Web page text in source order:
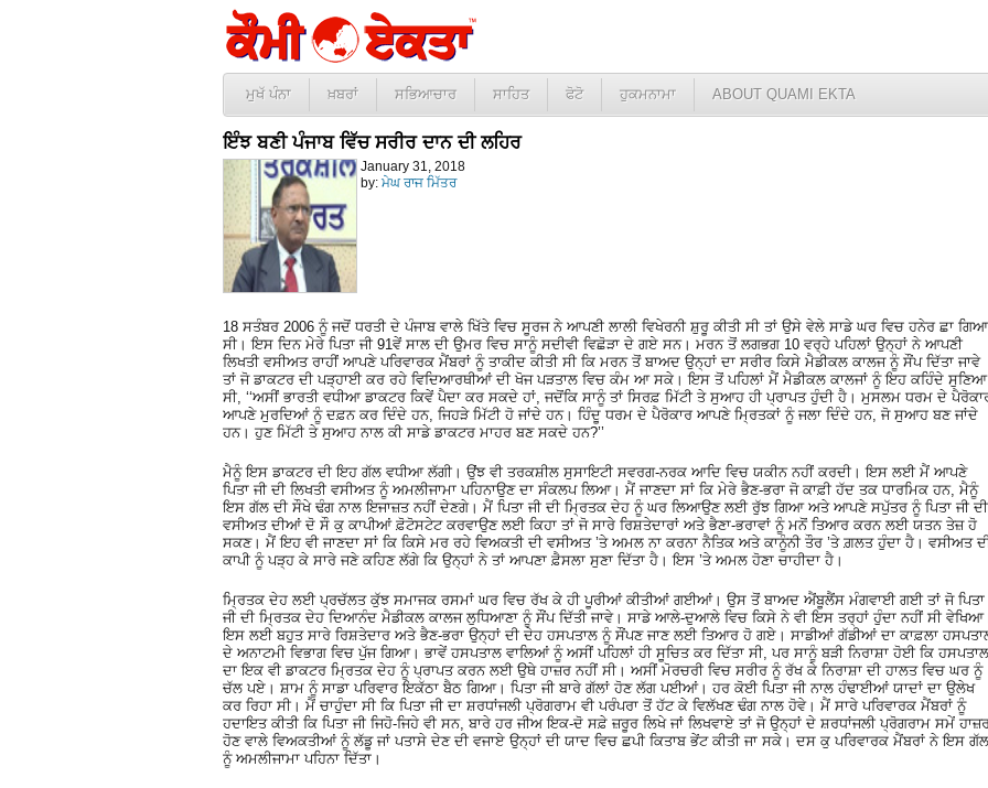
ਮੁਖੱ ਪੰਨਾ ਖ਼ਬਰਾਂ ਸਭਿਆਚਾਰ ਸਾਹਿਤ ਫੋਟੋ ਹੁਕਮਨਾਮਾ ABOUT QUAMI EKTA
ਇੰਝ ਬਣੀ ਪੰਜਾਬ ਵਿੱਚ ਸਰੀਰ ਦਾਨ ਦੀ ਲਹਿਰ
January 31, 2018
by: ਮੇਘ ਰਾਜ ਮਿੱਤਰ
18 ਸਤੰਬਰ 2006 ਨੂੰ ਜਦੋਂ ਧਰਤੀ ਦੇ ਪੰਜਾਬ ਵਾਲੇ ਖਿੱਤੇ ਵਿਚ ਸੂਰਜ ਨੇ ਆਪਣੀ ਲਾਲੀ ਵਿਖੇਰਨੀ ਸ਼ੁਰੂ ਕੀਤੀ ਸੀ ਤਾਂ ਉਸੇ ਵੇਲੇ ਸਾਡੇ ਘਰ ਵਿਚ ਹਨੇਰ ਛਾ ਗਿਆ
ਸੀ। ਇਸ ਦਿਨ ਮੇਰੇ ਪਿਤਾ ਜੀ 91ਵੇਂ ਸਾਲ ਦੀ ਉਮਰ ਵਿਚ ਸਾਨੂੰ ਸਦੀਵੀ ਵਿਛੋੜਾ ਦੇ ਗਏ ਸਨ। ਮਰਨ ਤੋਂ ਲਗਭਗ 10 ਵਰ੍ਹੇ ਪਹਿਲਾਂ ਉਨ੍ਹਾਂ ਨੇ ਆਪਣੀ
ਲਿਖਤੀ ਵਸੀਅਤ ਰਾਹੀਂ ਆਪਣੇ ਪਰਿਵਾਰਕ ਮੈਂਬਰਾਂ ਨੂੰ ਤਾਕੀਦ ਕੀਤੀ ਸੀ ਕਿ ਮਰਨ ਤੋਂ ਬਾਅਦ ਉਨ੍ਹਾਂ ਦਾ ਸਰੀਰ ਕਿਸੇ ਮੈਡੀਕਲ ਕਾਲਜ ਨੂੰ ਸੌਂਪ ਦਿੱਤਾ ਜਾਵੇ
ਤਾਂ ਜੋ ਡਾਕਟਰ ਦੀ ਪੜ੍ਹਾਈ ਕਰ ਰਹੇ ਵਿਦਿਆਰਥੀਆਂ ਦੀ ਖੋਜ ਪੜਤਾਲ ਵਿਚ ਕੰਮ ਆ ਸਕੇ। ਇਸ ਤੋਂ ਪਹਿਲਾਂ ਮੈਂ ਮੈਡੀਕਲ ਕਾਲਜਾਂ ਨੂੰ ਇਹ ਕਹਿੰਦੇ ਸੁਣਿਆ
ਸੀ, ‘‘ਅਸੀਂ ਭਾਰਤੀ ਵਧੀਆ ਡਾਕਟਰ ਕਿਵੇਂ ਪੈਦਾ ਕਰ ਸਕਦੇ ਹਾਂ, ਜਦੋਂਕਿ ਸਾਨੂੰ ਤਾਂ ਸਿਰਫ਼ ਮਿੱਟੀ ਤੇ ਸੁਆਹ ਹੀ ਪ੍ਰਾਪਤ ਹੁੰਦੀ ਹੈ। ਮੁਸਲਮ ਧਰਮ ਦੇ
ਆਪਣੇ ਮੁਰਦਿਆਂ ਨੂੰ ਦਫ਼ਨ ਕਰ ਦਿੰਦੇ ਹਨ, ਜਿਹੜੇ ਮਿੱਟੀ ਹੋ ਜਾਂਦੇ ਹਨ। ਹਿੰਦੂ ਧਰਮ ਦੇ ਪੈਰੋਕਾਰ ਆਪਣੇ ਮ੍ਰਿਤਕਾਂ ਨੂੰ ਜਲਾ ਦਿੰਦੇ ਹਨ, ਜੋ ਸੁਆਹ ਬਣ ਜਾਂਦੇ
ਹਨ। ਹੁਣ ਮਿੱਟੀ ਤੇ ਸੁਆਹ ਨਾਲ ਕੀ ਸਾਡੇ ਡਾਕਟਰ ਮਾਹਰ ਬਣ ਸਕਦੇ ਹਨ?’’
ਮੈਨੂੰ ਇਸ ਡਾਕਟਰ ਦੀ ਇਹ ਗੱਲ ਵਧੀਆ ਲੱਗੀ। ਉਂਝ ਵੀ ਤਰਕਸ਼ੀਲ ਸੁਸਾਇਟੀ ਸਵਰਗ-ਨਰਕ ਆਦਿ ਵਿਚ ਯਕੀਨ ਨਹੀਂ ਕਰਦੀ। ਇਸ ਲਈ ਮੈਂ ਆਪਣੇ
ਪਿਤਾ ਜੀ ਦੀ ਲਿਖਤੀ ਵਸੀਅਤ ਨੂੰ ਅਮਲੀਜਾਮਾ ਪਹਿਨਾਉਣ ਦਾ ਸੰਕਲਪ ਲਿਆ। ਮੈਂ ਜਾਣਦਾ ਸਾਂ ਕਿ ਮੇਰੇ ਭੈਣ-ਭਰਾ ਜੋ ਕਾਫ਼ੀ ਹੱਦ ਤਕ ਧਾਰਮਿਕ ਹਨ, ਮੈਨੂੰ
ਇਸ ਗੱਲ ਦੀ ਸੌਖੇ ਢੰਗ ਨਾਲ ਇਜਾਜ਼ਤ ਨਹੀਂ ਦੇਣਗੇ। ਮੈਂ ਪਿਤਾ ਜੀ ਦੀ ਮ੍ਰਿਤਕ ਦੇਹ ਨੂੰ ਘਰ ਲਿਆਉਣ ਲਈ ਰੁੱਝ ਗਿਆ ਅਤੇ ਆਪਣੇ ਸਪੁੱਤਰ ਨੂੰ ਪਿਤਾ ਜੀ ਦੀ
ਵਸੀਅਤ ਦੀਆਂ ਦੋ ਸੌ ਕੁ ਕਾਪੀਆਂ ਫ਼ੋਟੋਸਟੇਟ ਕਰਵਾਉਣ ਲਈ ਕਿਹਾ ਤਾਂ ਜੋ ਸਾਰੇ ਰਿਸ਼ਤੇਦਾਰਾਂ ਅਤੇ ਭੈਣਾ-ਭਰਾਵਾਂ ਨੂੰ ਮਨੋਂ ਤਿਆਰ ਕਰਨ ਲਈ ਯਤਨ ਤੇਜ਼ ਹੋ
ਸਕਣ। ਮੈਂ ਇਹ ਵੀ ਜਾਣਦਾ ਸਾਂ ਕਿ ਕਿਸੇ ਮਰ ਰਹੇ ਵਿਅਕਤੀ ਦੀ ਵਸੀਅਤ ’ਤੇ ਅਮਲ ਨਾ ਕਰਨਾ ਨੈਤਿਕ ਅਤੇ ਕਾਨੂੰਨੀ ਤੌਰ ’ਤੇ ਗ਼ਲਤ ਹੁੰਦਾ ਹੈ। ਵਸੀਅਤ
ਕਾਪੀ ਨੂੰ ਪੜ੍ਹ ਕੇ ਸਾਰੇ ਜਣੇ ਕਹਿਣ ਲੱਗੇ ਕਿ ਉਨ੍ਹਾਂ ਨੇ ਤਾਂ ਆਪਣਾ ਫ਼ੈਸਲਾ ਸੁਣਾ ਦਿੱਤਾ ਹੈ। ਇਸ ’ਤੇ ਅਮਲ ਹੋਣਾ ਚਾਹੀਦਾ ਹੈ।
ਮ੍ਰਿਤਕ ਦੇਹ ਲਈ ਪ੍ਰਚੱਲਤ ਕੁੱਝ ਸਮਾਜਕ ਰਸਮਾਂ ਘਰ ਵਿਚ ਰੱਖ ਕੇ ਹੀ ਪੂਰੀਆਂ ਕੀਤੀਆਂ ਗਈਆਂ। ਉਸ ਤੋਂ ਬਾਅਦ ਐਂਬੂਲੈਂਸ ਮੰਗਵਾਈ ਗਈ ਤਾਂ ਜੋ ਪਿਤਾ
ਜੀ ਦੀ ਮ੍ਰਿਤਕ ਦੇਹ ਦਿਆਨੰਦ ਮੈਡੀਕਲ ਕਾਲਜ ਲੁਧਿਆਣਾ ਨੂੰ ਸੌਂਪ ਦਿੱਤੀ ਜਾਵੇ। ਸਾਡੇ ਆਲੇ-ਦੁਆਲੇ ਵਿਚ ਕਿਸੇ ਨੇ ਵੀ ਇਸ ਤਰ੍ਹਾਂ ਹੁੰਦਾ ਨਹੀਂ ਸੀ
ਇਸ ਲਈ ਬਹੁਤ ਸਾਰੇ ਰਿਸ਼ਤੇਦਾਰ ਅਤੇ ਭੈਣ-ਭਰਾ ਉਨ੍ਹਾਂ ਦੀ ਦੇਹ ਹਸਪਤਾਲ ਨੂੰ ਸੌਂਪਣ ਜਾਣ ਲਈ ਤਿਆਰ ਹੋ ਗਏ। ਸਾਡੀਆਂ ਗੱਡੀਆਂ ਦਾ ਕਾਫ਼ਲਾ
ਦੇ ਅਨਾਟਮੀ ਵਿਭਾਗ ਵਿਚ ਪੁੱਜ ਗਿਆ। ਭਾਵੇਂ ਹਸਪਤਾਲ ਵਾਲਿਆਂ ਨੂੰ ਅਸੀਂ ਪਹਿਲਾਂ ਹੀ ਸੂਚਿਤ ਕਰ ਦਿੱਤਾ ਸੀ, ਪਰ ਸਾਨੂੰ ਬੜੀ ਨਿਰਾਸ਼ਾ ਹੋਈ ਕਿ ਹਸਪਤਾਲ
ਦਾ ਇਕ ਵੀ ਡਾਕਟਰ ਮ੍ਰਿਤਕ ਦੇਹ ਨੂੰ ਪ੍ਰਾਪਤ ਕਰਨ ਲਈ ਉਥੇ ਹਾਜ਼ਰ ਨਹੀਂ ਸੀ। ਅਸੀਂ ਮੋਰਚਰੀ ਵਿਚ ਸਰੀਰ ਨੂੰ ਰੱਖ ਕੇ ਨਿਰਾਸ਼ਾ ਦੀ ਹਾਲਤ ਵਿਚ ਘਰ ਨੂੰ
ਚੱਲ ਪਏ। ਸ਼ਾਮ ਨੂੰ ਸਾਡਾ ਪਰਿਵਾਰ ਇਕੱਠਾ ਬੈਠ ਗਿਆ। ਪਿਤਾ ਜੀ ਬਾਰੇ ਗੱਲਾਂ ਹੋਣ ਲੱਗ ਪਈਆਂ। ਹਰ ਕੋਈ ਪਿਤਾ ਜੀ ਨਾਲ ਹੰਢਾਈਆਂ ਯਾਦਾਂ ਦਾ ਉਲੇਖ
ਕਰ ਰਿਹਾ ਸੀ। ਮੈਂ ਚਾਹੁੰਦਾ ਸੀ ਕਿ ਪਿਤਾ ਜੀ ਦਾ ਸ਼ਰਧਾਂਜਲੀ ਪ੍ਰੋਗਰਾਮ ਵੀ ਪਰੰਪਰਾ ਤੋਂ ਹੱਟ ਕੇ ਵਿਲੱਖਣ ਢੰਗ ਨਾਲ ਹੋਵੇ। ਮੈਂ ਸਾਰੇ ਪਰਿਵਾਰਕ ਮੈਂਬਰਾਂ ਨੂੰ
ਹਦਾਇਤ ਕੀਤੀ ਕਿ ਪਿਤਾ ਜੀ ਜਿਹੋ-ਜਿਹੇ ਵੀ ਸਨ, ਬਾਰੇ ਹਰ ਜੀਅ ਇਕ-ਦੋ ਸਫ਼ੇ ਜ਼ਰੂਰ ਲਿਖੇ ਜਾਂ ਲਿਖਵਾਏ ਤਾਂ ਜੋ ਉਨ੍ਹਾਂ ਦੇ ਸ਼ਰਧਾਂਜਲੀ ਪ੍ਰੋਗਰਾਮ ਸਮੇਂ
ਹੋਣ ਵਾਲੇ ਵਿਅਕਤੀਆਂ ਨੂੰ ਲੱਡੂ ਜਾਂ ਪਤਾਸੇ ਦੇਣ ਦੀ ਵਜਾਏ ਉਨ੍ਹਾਂ ਦੀ ਯਾਦ ਵਿਚ ਛਪੀ ਕਿਤਾਬ ਭੇਂਟ ਕੀਤੀ ਜਾ ਸਕੇ। ਦਸ ਕੁ ਪਰਿਵਾਰਕ ਮੈਂਬਰਾਂ ਨੇ ਇਸ ਗੱਲ
ਨੂੰ ਅਮਲੀਜਾਮਾ ਪਹਿਨਾ ਦਿੱਤਾ।